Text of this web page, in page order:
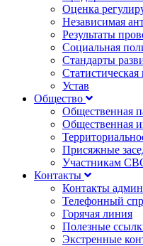
Оценка
Независимая
Результаты
Социальная
Стандарты
Устав
Общество
Общественная
Общественная
Присяжные
Участникам
Контакты
Контакты
Телефонный
Горячая линия
Полезные
Экстренные